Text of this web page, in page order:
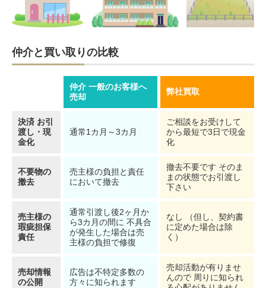
仲介と買い取りの比較
仲介 一般のお客様へ
売却
弊社買取
決済 お引
渡し・現
金化
通常1カ月～3カ月
ご相談をお受けして
から最短で3日で現金
化
不要物の
撤去
売主様の負担と責任
において撤去
撤去不要です そのま
まの状態でお引渡し
下さい
売主様の
瑕疵担保
責任
通常引渡し後2ヶ月か
ら3カ月の間に 不具合
が発生した場合は売
主様の負担で修復
なし （但し、契約書
に定めた場合は除
く）
売却情報
の公開
広告は不特定多数の
方々に知られます
売却活動が有りませ
んので 周りに知られ